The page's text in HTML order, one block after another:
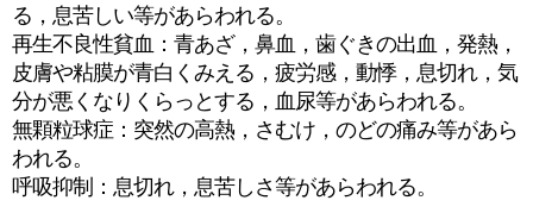
る，息苦しい等があらわれる。
再生不良性貧血：青あざ，鼻血，歯ぐきの出血，発熱，
皮膚や粘膜が青白くみえる，疲労感，動悸，息切れ，気
分が悪くなりくらっとする，血尿等があらわれる。
無顆粒球症：突然の高熱，さむけ，のどの痛み等があら
われる。
呼吸抑制：息切れ，息苦しさ等があらわれる。